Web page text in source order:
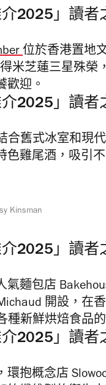
介2025」讀者
位於香港置地
米芝蓮三星殊榮
歡迎。
介2025」讀者
合舊式冰室和現
色雞尾酒，吸引
Kinsman
介2025」讀
氣麵包店
開設，在
種新鮮烘焙食品
介2025」讀者
環抱概念店